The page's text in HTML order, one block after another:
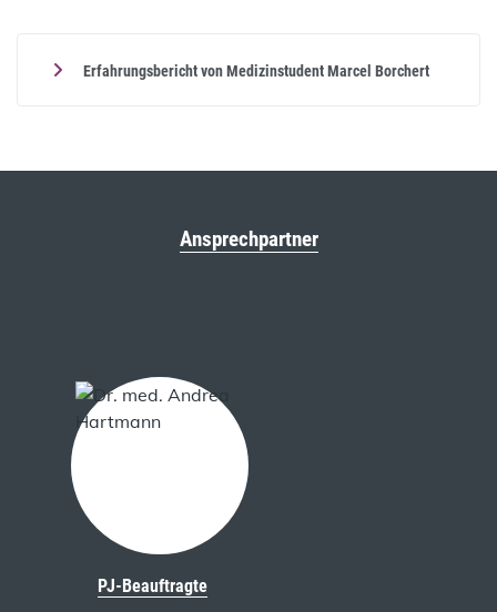
Erfahrungsbericht von Medizinstudent Marcel Borchert
Ansprechpartner
PJ-Beauftragte